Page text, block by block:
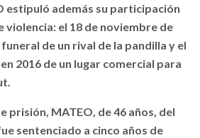
estipuló además su participación
violencia: el 18 de noviembre de
de un rival de la pandilla y el
2016 de un lugar comercial para
prisión, MATEO, de 46 años, del
sentenciado a cinco años de